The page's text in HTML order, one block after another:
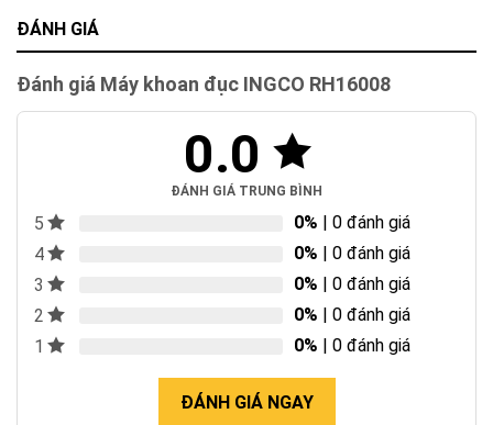
ĐÁNH GIÁ
Đánh giá Máy khoan đục INGCO RH16008
0.0
ĐÁNH GIÁ TRUNG BÌNH
5 0% | 0 đánh giá
4
0% | 0 đánh giá
3
0% | 0 đánh giá
2
0% | 0 đánh giá
1
0% | 0 đánh giá
ĐÁNH GIÁ NGAY